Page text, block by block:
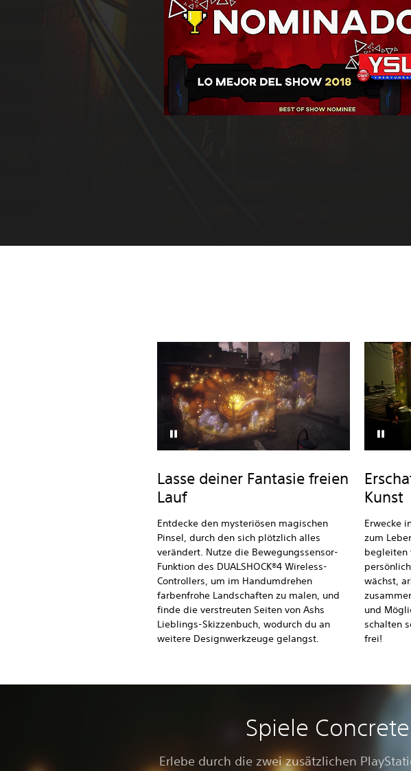
Lasse deiner Fantasie freien
Lauf
Entdecke den mysteriösen magischen
Pinsel, durch den sich plötzlich alles
verändert. Nutze die Bewegungssensor-
Funktion des DUALSHOCK®4 Wireless-
Controllers, um im Handumdrehen
farbenfrohe Landschaften zu malen, und
finde die verstreuten Seiten von Ashs
Lieblings-Skizzenbuch, wodurch du an
weitere Designwerkzeuge gelangst.
Kunst
Erwecke
zum
begleiten
wächst,
und
schalten
frei!
Spiele
Erlebe durch die zwei zusätzlichen